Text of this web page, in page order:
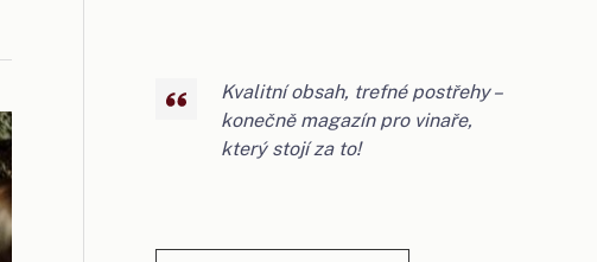
Kvalitní obsah, trefné postřehy –
konečně magazín pro vinaře,
který stojí za to!